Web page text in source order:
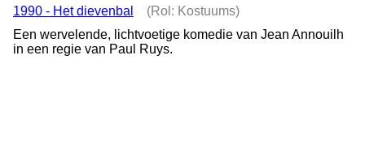
1990 - Het dievenbal
(Rol: Kostuums)
Een wervelende, lichtvoetige komedie van Jean Annouilh
in een regie van Paul Ruys.